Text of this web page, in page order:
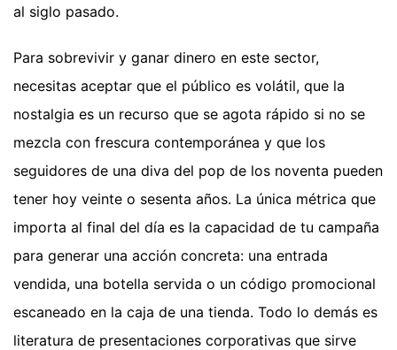
al siglo pasado.
Para sobrevivir y ganar dinero en este sector,
necesitas aceptar que el público es volátil, que la
nostalgia es un recurso que se agota rápido si no se
mezcla con frescura contemporánea y que los
seguidores de una diva del pop de los noventa pueden
tener hoy veinte o sesenta años. La única métrica que
importa al final del día es la capacidad de tu campaña
para generar una acción concreta: una entrada
vendida, una botella servida o un código promocional
escaneado en la caja de una tienda. Todo lo demás es
literatura de presentaciones corporativas que sirve